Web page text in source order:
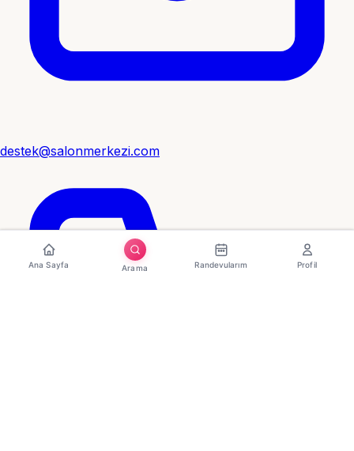
destek@salonmerkezi.com
Ana Sayfa Arama Randevularım Profil